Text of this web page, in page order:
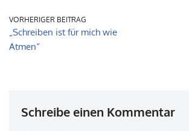
VORHERIGER BEITRAG
„Schreiben ist für mich wie
Atmen“
Schreibe einen Kommentar